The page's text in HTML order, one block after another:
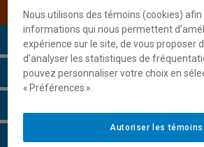
Présentation du programme
Conditions d'admission
Grille de cheminement
Nous utilisons des témoins (cookies)
informations qui nous permettent
expérience sur le site, de vous proposer
d’analyser les statistiques de
pouvez personnaliser votre choix en
« Préférences ».
Autoriser les témoins